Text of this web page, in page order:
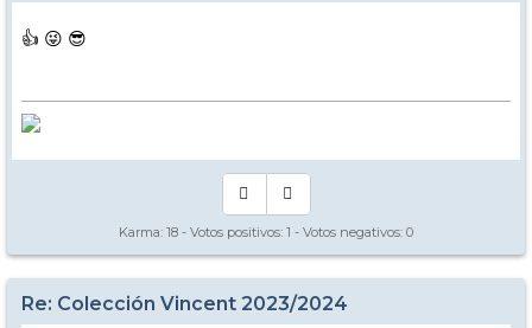
👍 😜 😎
Karma: 18 - Votos positivos: 1 - Votos negativos: 0
Re: Colección Vincent 2023/2024